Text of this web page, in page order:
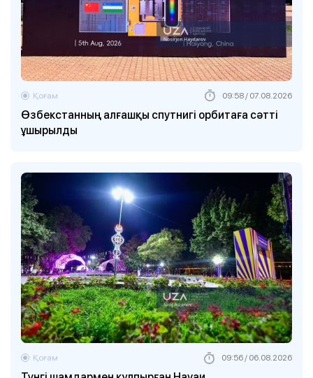
Өзбекстанның алғашқы спутнигі орбитаға сәтті
ұшырылды
Қоғам 09:58 / 07.08.2026
Қоғам 09:56 / 06.08.2026